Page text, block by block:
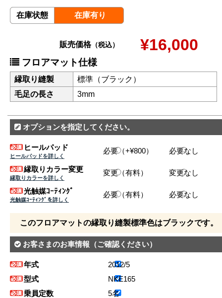
在庫状態 在庫有り
販売価格（税込） ¥16,000
フロアマット仕様
縁取り縫製
標準（ブラック）
毛足の長さ
3mm
オプションを指定してください。
ヒールパッド
ヒールパッドを詳しく
必要（+¥800） 必要なし
縁取りカラー変更
縁取りカラーを詳しく
変更（有料） 変更なし
光触媒ｺｰﾃｨﾝｸﾞ
光触媒ｺｰﾃｨﾝｸﾞを詳しく
必要（有料） 必要なし
このフロアマットの縁取り縫製標準色はブラックです。
お客さまのお車情報 （ご確認ください）
年式
2012/5
型式
NKE165
乗員定数
5名